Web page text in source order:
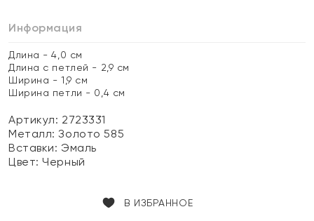
Информация
Длина - 4,0 см
Длина с петлей - 2,9 см
Ширина - 1,9 см
Ширина петли - 0,4 см
Артикул: 2723331
Металл:Золото 585
Вставки:Эмаль
Цвет:Черный
В ИЗБРАННОЕ